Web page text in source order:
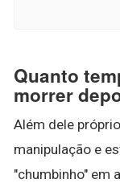
Quanto
morrer
Além dele
manipulação e
"chumbinho" em